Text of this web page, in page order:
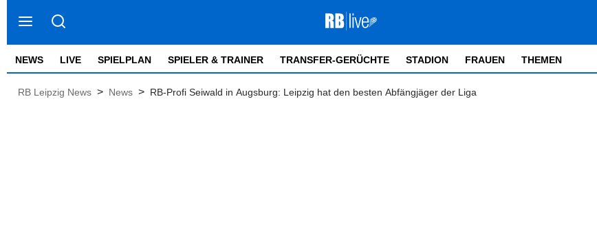
NEWS LIVE SPIELPLAN SPIELER & TRAINER TRANSFER-GERÜCHTE STADION FRAUEN THEMEN
RB Leipzig News > News > RB-Profi Seiwald in Augsburg: Leipzig hat den besten Abfängjäger der Liga